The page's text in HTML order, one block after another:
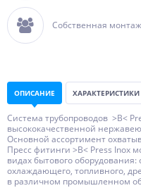
Собственная
ОПИСАНИЕ ХАРАКТЕРИСТИКИ
Система трубопроводов >B<
высококачественной
Основной ассортимент
Пресс фитинги >B< Press Inox
видах бытового оборудования:
охлаждающего, топливного,
в различном промышленном